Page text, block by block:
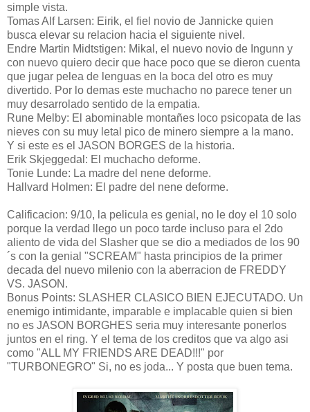
simple vista.
Tomas Alf Larsen: Eirik, el fiel novio de Jannicke quien
busca elevar su relacion hacia el siguiente nivel.
Endre Martin Midtstigen: Mikal, el nuevo novio de Ingunn y
con nuevo quiero decir que hace poco que se dieron cuenta
que jugar pelea de lenguas en la boca del otro es muy
divertido. Por lo demas este muchacho no parece tener un
muy desarrolado sentido de la empatia.
Rune Melby: El abominable montañes loco psicopata de las
nieves con su muy letal pico de minero siempre a la mano.
Y si este es el JASON BORGES de la historia.
Erik Skjeggedal: El muchacho deforme.
Tonie Lunde: La madre del nene deforme.
Hallvard Holmen: El padre del nene deforme.
Calificacion: 9/10, la pelicula es genial, no le doy el 10 solo
porque la verdad llego un poco tarde incluso para el 2do
aliento de vida del Slasher que se dio a mediados de los 90
´s con la genial "SCREAM" hasta principios de la primer
decada del nuevo milenio con la aberracion de FREDDY
VS. JASON.
Bonus Points: SLASHER CLASICO BIEN EJECUTADO. Un
enemigo intimidante, imparable e implacable quien si bien
no es JASON BORGHES seria muy interesante ponerlos
juntos en el ring. Y el tema de los creditos que va algo asi
como "ALL MY FRIENDS ARE DEAD!!!" por
"TURBONEGRO" Si, no es joda... Y posta que buen tema.